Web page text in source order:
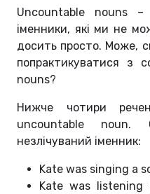
Uncountable nouns –
іменники, які ми не
досить просто. Може,
попрактикуватися з
nouns?
Нижче чотири
uncountable noun.
незлічуваний іменник:
Kate was singing a
Kate was listening